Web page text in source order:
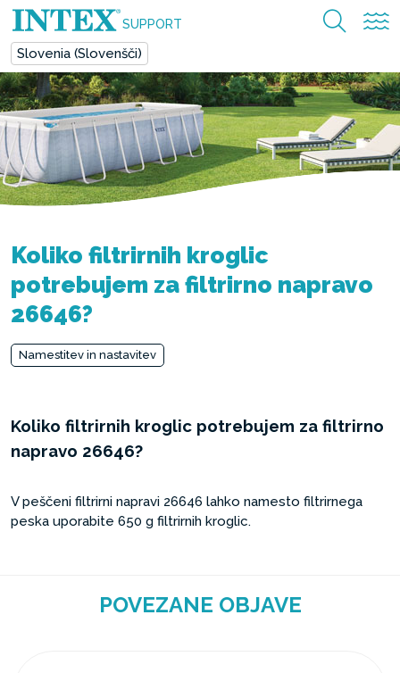
SUPPORT
Slovenia (Slovenšči)
Koliko filtrirnih kroglic
potrebujem za filtrirno napravo
26646?
Namestitev in nastavitev
Koliko filtrirnih kroglic potrebujem za filtrirno
napravo 26646?
V peščeni filtrirni napravi 26646 lahko namesto filtrirnega
peska uporabite 650 g filtrirnih kroglic.
POVEZANE OBJAVE